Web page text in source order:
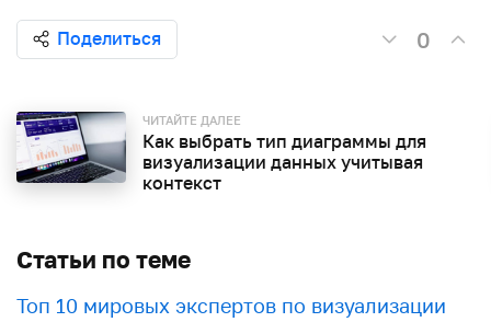
Поделиться 0
ЧИТАЙТЕ ДАЛЕЕ
Как выбрать тип диаграммы для
визуализации данных учитывая
контекст
Статьи по теме
Топ 10 мировых экспертов по визуализации